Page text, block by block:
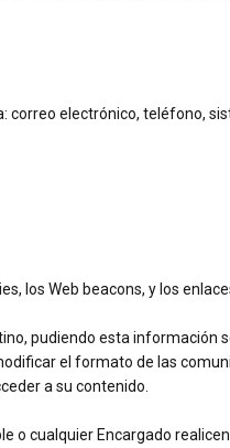
correo electrónico, teléfono,
los Web beacons, y los
pudiendo esta información
el formato de las
a su contenido.
o cualquier Encargado